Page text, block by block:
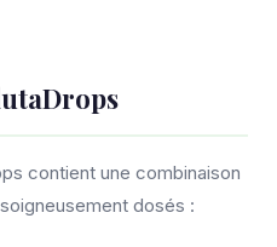
contient une combinaison
dosés :